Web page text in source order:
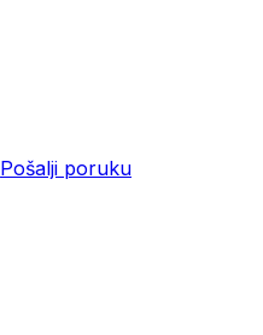
Pošalji poruku